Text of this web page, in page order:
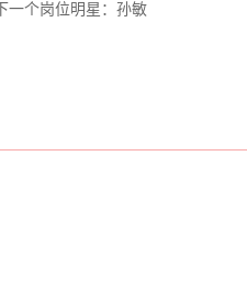
下一个岗位明星：孙敏